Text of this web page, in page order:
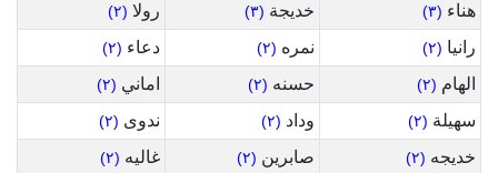
هناء (٣) خديجة (٣) رولا (٢)
رانيا (٢) نمره (٢) دعاء (٢)
الهام (٢) حسنه (٢) اماني (٢)
سهيلة (٢) وداد (٢) ندوى (٢)
خديجه (٢) صابرين (٢) غاليه (٢)